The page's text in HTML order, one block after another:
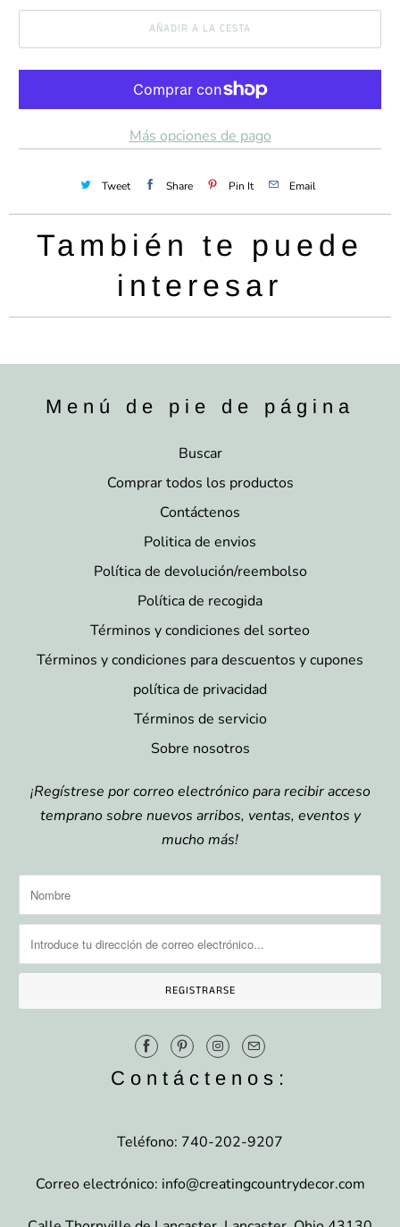
n
a
AÑADIR A LA CESTA
Más opciones de pago
Tweet Share Pin It Email
También te puede
interesar
Menú de pie de página
Buscar
Comprar todos los productos
Contáctenos
Politica de envios
Política de devolución/reembolso
Política de recogida
Términos y condiciones del sorteo
Términos y condiciones para descuentos y cupones
política de privacidad
Términos de servicio
Sobre nosotros
¡Regístrese por correo electrónico para recibir acceso
temprano sobre nuevos arribos, ventas, eventos y
mucho más!
Contáctenos:
Teléfono: 740-202-9207
Correo electrónico: info@creatingcountrydecor.com